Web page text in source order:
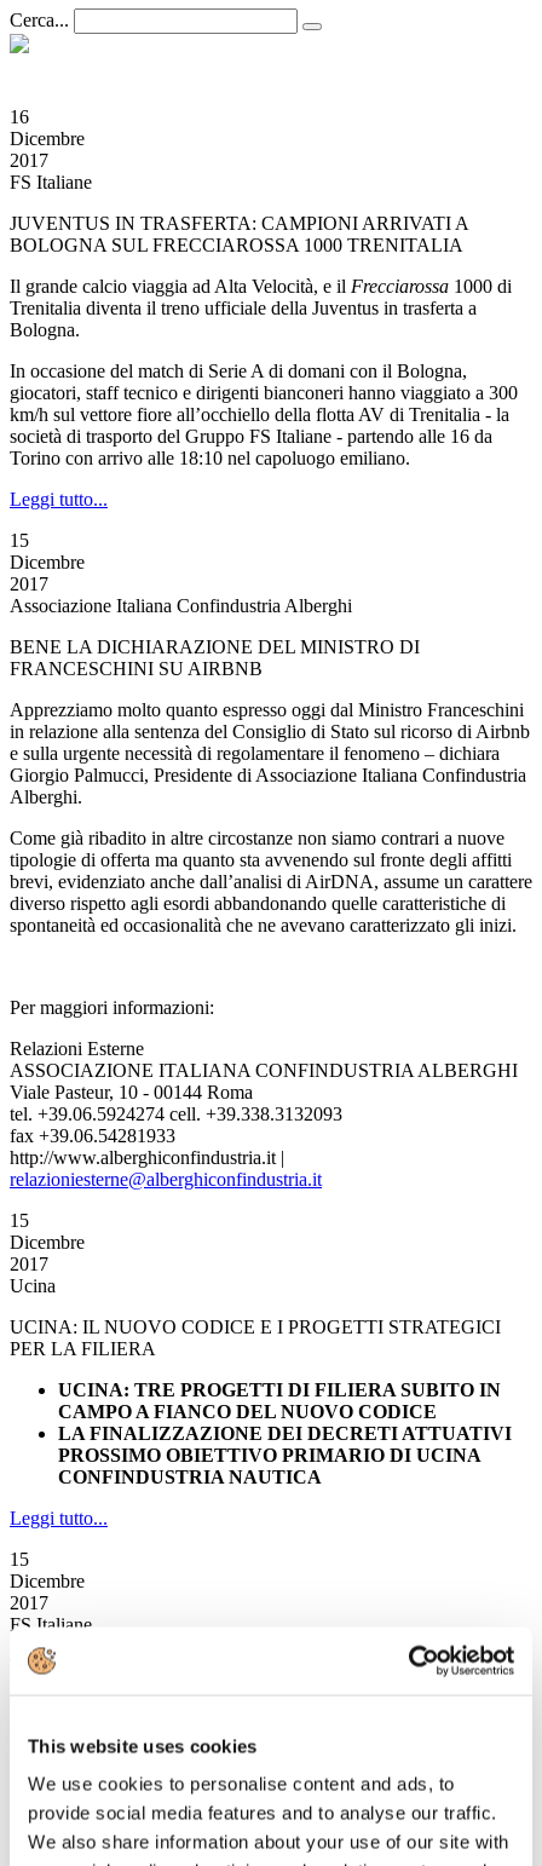
This website uses cookies
We use cookies to personalise content and ads, to
provide social media features and to analyse our traffic.
We also share information about your use of our site with
Cerca...
16
Dicembre
2017
FS Italiane
JUVENTUS IN TRASFERTA: CAMPIONI ARRIVATI A
BOLOGNA SUL FRECCIAROSSA 1000 TRENITALIA
Il grande calcio viaggia ad Alta Velocità, e il Frecciarossa 1000 di
Trenitalia diventa il treno ufficiale della Juventus in trasferta a
Bologna.
In occasione del match di Serie A di domani con il Bologna,
giocatori, staff tecnico e dirigenti bianconeri hanno viaggiato a 300
km/h sul vettore fiore all’occhiello della flotta AV di Trenitalia - la
società di trasporto del Gruppo FS Italiane - partendo alle 16 da
Torino con arrivo alle 18:10 nel capoluogo emiliano.
Leggi tutto...
15
Dicembre
2017
Associazione Italiana Confindustria Alberghi
BENE LA DICHIARAZIONE DEL MINISTRO DI
FRANCESCHINI SU AIRBNB‎
Apprezziamo molto quanto espresso oggi dal Ministro Franceschini
in relazione alla sentenza del Consiglio di Stato sul ricorso di Airbnb
e sulla urgente necessità di regolamentare il fenomeno – dichiara
Giorgio Palmucci, Presidente di Associazione Italiana Confindustria
Alberghi.
Come già ribadito in altre circostanze non siamo contrari a nuove
tipologie di offerta ma quanto sta avvenendo sul fronte degli affitti
brevi, evidenziato anche dall’analisi di AirDNA, assume un carattere
diverso rispetto agli esordi abbandonando quelle caratteristiche di
spontaneità ed occasionalità che ne avevano caratterizzato gli inizi.
Per maggiori informazioni:
Relazioni Esterne
ASSOCIAZIONE ITALIANA CONFINDUSTRIA ALBERGHI
Viale Pasteur, 10 - 00144 Roma
tel. +39.06.5924274 cell. +39.338.3132093
fax +39.06.54281933
http://www.alberghiconfindustria.it |
relazioniesterne@alberghiconfindustria.it
15
Dicembre
2017
Ucina
UCINA: IL NUOVO CODICE E I PROGETTI STRATEGICI
PER LA FILIERA
UCINA: TRE PROGETTI DI FILIERA SUBITO IN
CAMPO A FIANCO DEL NUOVO CODICE
LA FINALIZZAZIONE DEI DECRETI ATTUATIVI
PROSSIMO OBIETTIVO PRIMARIO DI UCINA
CONFINDUSTRIA NAUTICA
Leggi tutto...
15
Dicembre
2017
FS Italiane
TRENITALIA CON MYTAXI: AL VIA SERVIZIO
da sabato 16 dicembre 2017
servizio integrato valido per i clienti che raggiungeranno
Roma, Milano e Torino
acquistano il biglietto del treno su trenitalia.come pagano
la corsa con l’App mytaxi
fruibile anche dai passeggeri del
Leonardo Express , da